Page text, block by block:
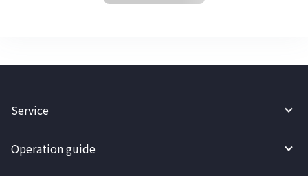
Service
Operation guide